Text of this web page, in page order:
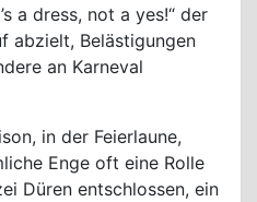
a dress, not a yes!“ der
abzielt, Belästigungen
an Karneval
in der Feierlaune,
Enge oft eine Rolle
Düren entschlossen, ein